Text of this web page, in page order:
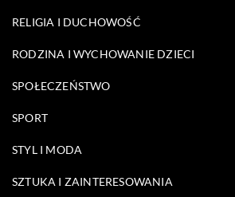
RELIGIA I DUCHOWOŚĆ
RODZINA I WYCHOWANIE DZIECI
SPOŁECZEŃSTWO
SPORT
STYL I MODA
SZTUKA I ZAINTERESOWANIA